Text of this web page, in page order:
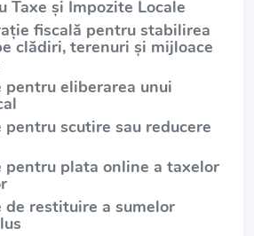
Taxe și Impozite Locale
fiscală pentru stabilirea
clădiri, terenuri și mijloace
pentru eliberarea unui
pentru scutire sau reducere
pentru plata online a taxelor
de restituire a sumelor